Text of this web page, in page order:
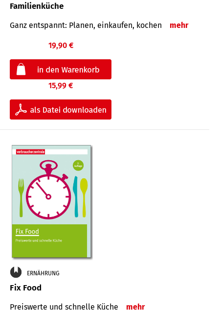
Familienküche
Ganz entspannt: Planen, einkaufen, kochen mehr
19,90 €
15,99 €
ERNÄHRUNG
Fix Food
Preiswerte und schnelle Küche mehr